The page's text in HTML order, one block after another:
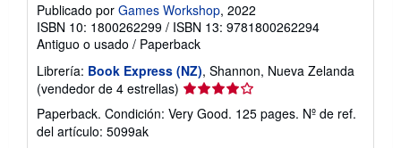
Publicado por Games Workshop, 2022
ISBN 10: 1800262299 / ISBN 13: 9781800262294
Antiguo o usado / Paperback
Librería: Book Express (NZ), Shannon, Nueva Zelanda
(vendedor de 4 estrellas) Calificación
del
vendedor:
Paperback. Condición: Very Good. 125 pages. Nº de ref.
del artículo: 5099ak